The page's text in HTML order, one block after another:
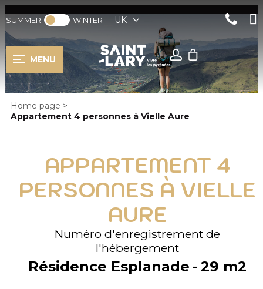
SUMMER WINTER UK
MENU
Home page >
Appartement 4 personnes à Vielle Aure
APPARTEMENT 4
PERSONNES À VIELLE
AURE
Numéro d'enregistrement de
l'hébergement
Résidence Esplanade 29 m2